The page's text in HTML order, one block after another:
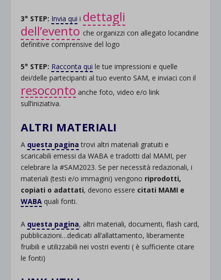
3° STEP: Invia qui i dettagli
dell’evento che organizzi con allegato locandine
definitive comprensive del logo
5° STEP: Racconta qui le tue impressioni e quelle
dei/delle partecipanti al tuo evento SAM, e inviaci con il
resoconto anche foto, video e/o link
sull’iniziativa.
ALTRI MATERIALI
A questa pagina trovi altri materiali gratuiti e
scaricabili emessi da WABA e tradotti dal MAMI, per
celebrare la #SAM2023. Se per necessità redazionali, i
materiali (testi e/o immagini) vengono riprodotti,
copiati o adattati, devono essere citati MAMI e
WABA quali fonti.
A questa pagina, altri materiali, documenti, flash card,
pubblicazioni…dedicati all’allattamento, liberamente
fruibili e utilizzabili nei vostri eventi ( è sufficiente citare
le fonti)